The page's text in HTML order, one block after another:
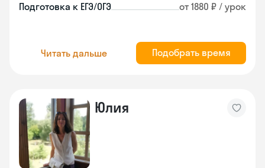
Подготовка к ЕГЭ/ОГЭ от 1880 ₽ / урок
Читать дальше Подобрать время
Юлия